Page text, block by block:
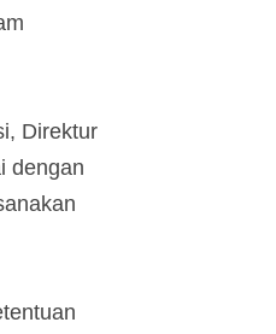
Direktur
dengan